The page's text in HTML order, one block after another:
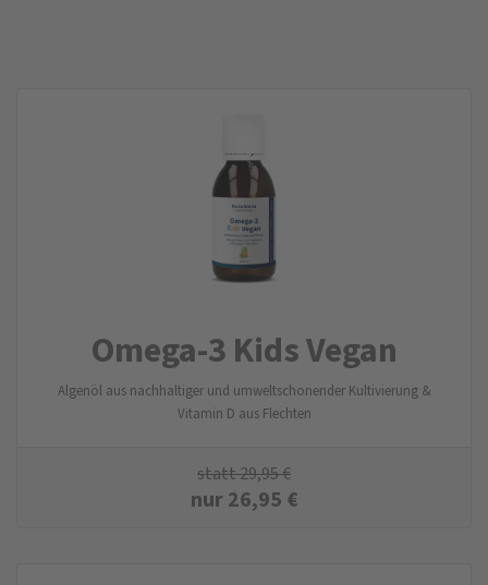
Omega-3 Kids Vegan
Algenöl aus nachhaltiger und umweltschonender Kultivierung &
Vitamin D aus Flechten
statt29,95€
nur26,95 €